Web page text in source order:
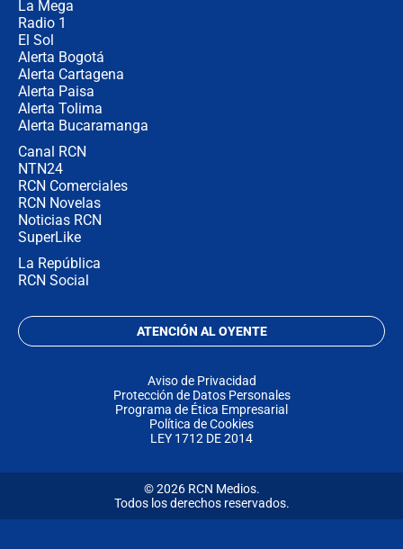
La Mega
Radio 1
El Sol
Alerta Bogotá
Alerta Cartagena
Alerta Paisa
Alerta Tolima
Alerta Bucaramanga
Canal RCN
NTN24
RCN Comerciales
RCN Novelas
Noticias RCN
SuperLike
La República
RCN Social
ATENCIÓN AL OYENTE
Aviso de Privacidad
Protección de Datos Personales
Programa de Ética Empresarial
Política de Cookies
LEY 1712 DE 2014
© 2026 RCN Medios.
Todos los derechos reservados.